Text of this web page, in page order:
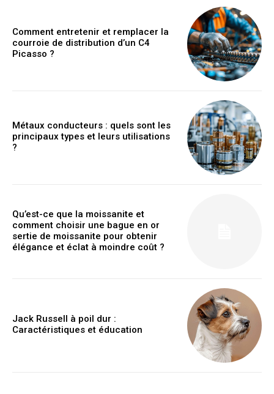
Comment entretenir et remplacer la
courroie de distribution d’un C4
Picasso ?
Métaux conducteurs : quels sont les
principaux types et leurs utilisations
?
Qu’est-ce que la moissanite et
comment choisir une bague en or
sertie de moissanite pour obtenir
élégance et éclat à moindre coût ?
Jack Russell à poil dur :
Caractéristiques et éducation